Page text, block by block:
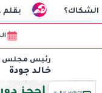
بقلم علي الشريمي:
رئيس مجلس
خالد جودة